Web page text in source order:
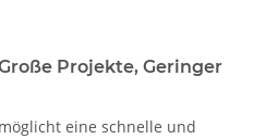
Projekte, Geringer
eine schnelle und